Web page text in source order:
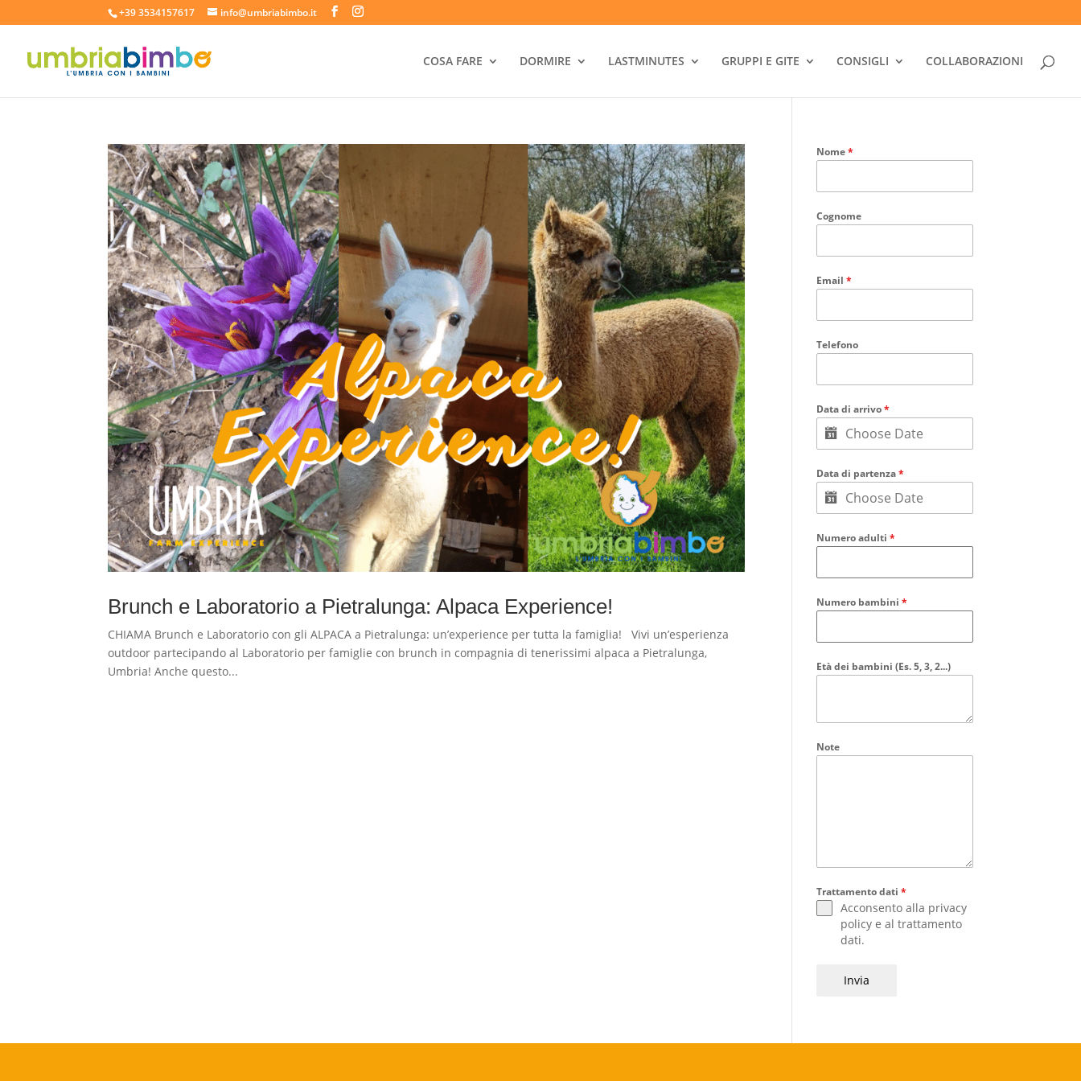
+39 3534157617 info@umbriabimbo.it
COSA FARE DORMIRE LASTMINUTES GRUPPI E GITE CONSIGLI COLLABORAZIONI
Brunch e Laboratorio a Pietralunga: Alpaca Experience!
CHIAMA Brunch e Laboratorio con gli ALPACA a Pietralunga: un’experience per tutta la famiglia! Vivi un’esperienza
outdoor partecipando al Laboratorio per famiglie con brunch in compagnia di tenerissimi alpaca a Pietralunga,
Umbria! Anche questo...
Nome*
Cognome
Email*
Telefono
Data di arrivo*
Data di partenza*
Numero adulti*
Numero bambini*
Età dei bambini (Es. 5, 3, 2...)
Note
Trattamento dati*
Acconsento alla privacy
policy e altrattamento
dati.
Invia